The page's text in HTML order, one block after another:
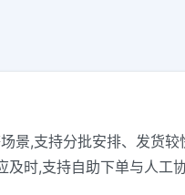
景,支持分批安排、发货较
时,支持自助下单与人工